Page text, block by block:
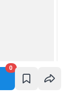
0